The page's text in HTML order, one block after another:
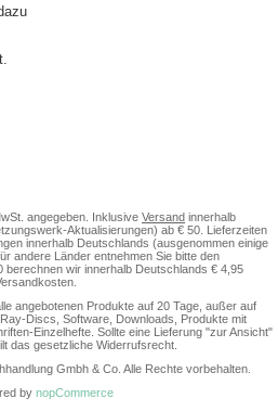
angegeben. Inklusive Versand innerhalb
Aktualisierungen) ab € 50. Lieferzeiten
innerhalb Deutschlands (ausgenommen einige
andere Länder entnehmen Sie bitte den
berechnen wir innerhalb Deutschlands € 4,95
angebotenen Produkte auf 20 Tage, außer auf
Discs, Software, Downloads, Produkte mit
Einzelhefte. Sollte eine Lieferung "zur Ansicht"
das gesetzliche Widerrufsrecht.
Gmbh & Co. Alle Rechte vorbehalten.
by nopCommerce